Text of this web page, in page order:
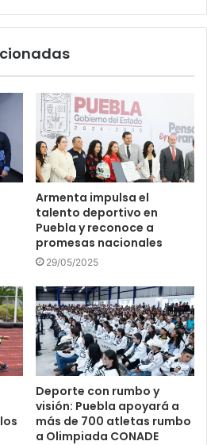
Armenta impulsa el
talento deportivo en
Puebla y reconoce a
promesas nacionales
29/05/2025
Deporte con rumbo y
visión: Puebla apoyará a
más de 700 atletas rumbo
a Olimpiada CONADE